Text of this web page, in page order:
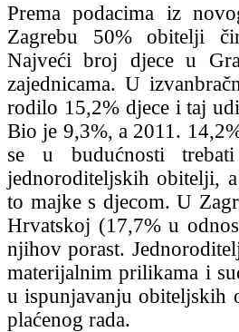
Prema podacima iz
Zagrebu 50% obitelji
Najveći broj djece u
zajednicama. U
rodilo 15,2% djece i taj
Bio je 9,3%, a 2011.
se u budućnosti
jednoroditeljskih obitelji,
to majke s djecom. U
Hrvatskoj (17,7% u
njihov porast.
materijalnim prilikama i
u ispunjavanju obiteljskih
plaćenog rada.